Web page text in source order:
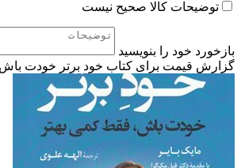
توضیحات کالا صحیح نیست
بازخورد خود را بنویسید
گزارش قیمت برای کتاب خود برتر خودت